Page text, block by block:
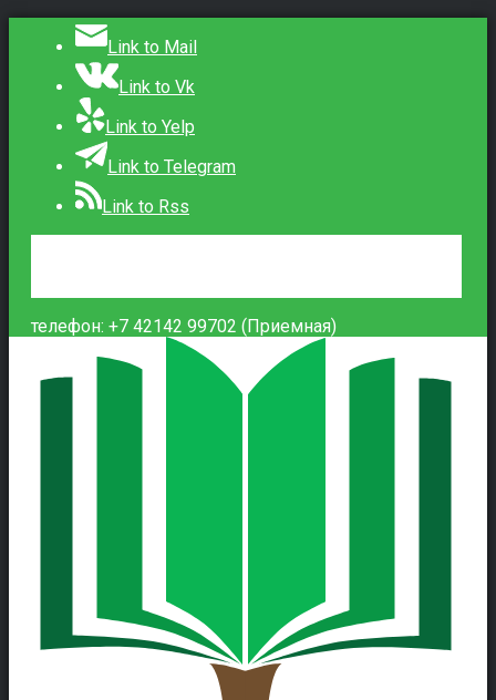
Link to Mail
Link to Vk
Link to Yelp
Link to Telegram
Link to Rss
телефон: +7 42142 99702 (Приемная)